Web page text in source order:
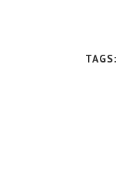
TAGS: